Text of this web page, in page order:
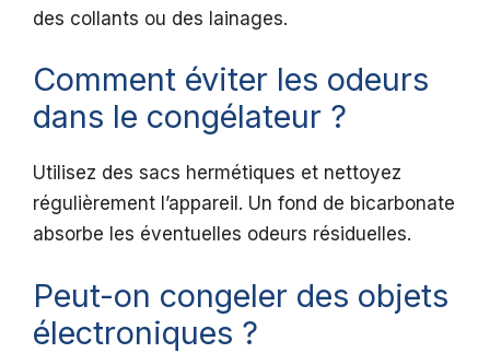
des collants ou des lainages.
Comment éviter les odeurs
dans le congélateur ?
Utilisez des sacs hermétiques et nettoyez
régulièrement l’appareil. Un fond de bicarbonate
absorbe les éventuelles odeurs résiduelles.
Peut-on congeler des objets
électroniques ?